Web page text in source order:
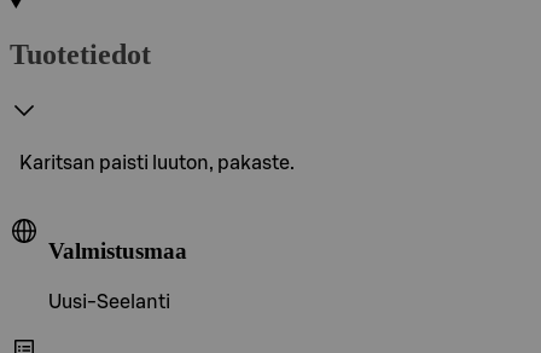
Tuotetiedot
Karitsan paisti luuton, pakaste.
Valmistusmaa
Uusi-Seelanti